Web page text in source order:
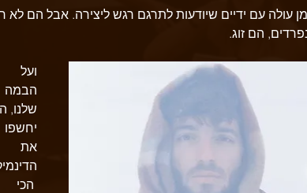
עולה עם ידיים שיודעות לתרגם רגש ליצירה. אבל הם לא
הם זוג.
ועל
הבמה
שלנו,
יחשפו
את
הכי